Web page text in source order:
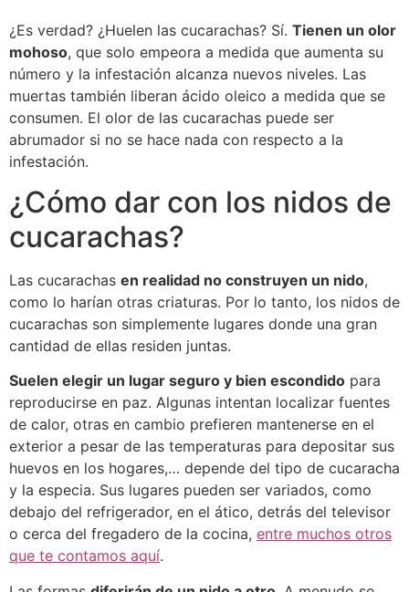
¿Es verdad? ¿Huelen las cucarachas? Sí. Tienen un olor
mohoso, que solo empeora a medida que aumenta su
número y la infestación alcanza nuevos niveles. Las
muertas también liberan ácido oleico a medida que se
consumen. El olor de las cucarachas puede ser
abrumador si no se hace nada con respecto a la
infestación.
¿Cómo dar con los nidos de
cucarachas?
Las cucarachas en realidad no construyen un nido,
como lo harían otras criaturas. Por lo tanto, los nidos de
cucarachas son simplemente lugares donde una gran
cantidad de ellas residen juntas.
Suelen elegir un lugar seguro y bien escondido para
reproducirse en paz. Algunas intentan localizar fuentes
de calor, otras en cambio prefieren mantenerse en el
exterior a pesar de las temperaturas para depositar sus
huevos en los hogares,… depende del tipo de cucaracha
y la especia. Sus lugares pueden ser variados, como
debajo del refrigerador, en el ático, detrás del televisor
o cerca del fregadero de la cocina, entre muchos otros
que te contamos aquí.